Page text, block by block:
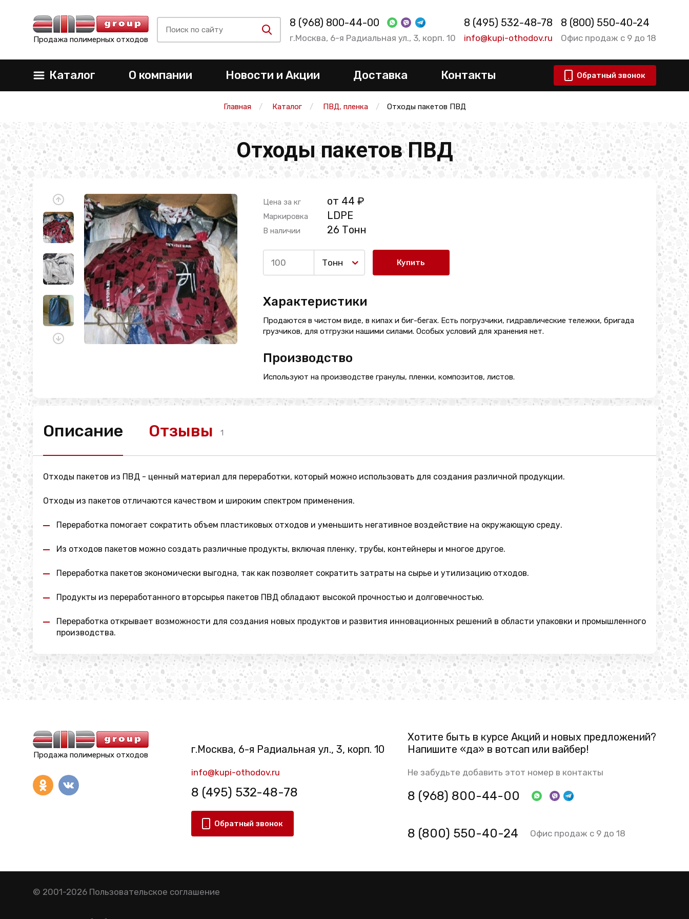
Продажа полимерных отходов
8 (968) 800-44-00
г.Москва, 6-я Радиальная ул., 3, корп. 10
8 (495) 532-48-78
info@kupi-othodov.ru
8 (800) 550-40-24
Офис продаж с 9 до 18
Каталог О компании Новости и Акции Доставка Контакты Обратный звонок
Главная Каталог ПВД, пленка Отходы пакетов ПВД
Отходы пакетов ПВД
Цена за кг от 44 ₽
Маркировка LDPE
В наличии 26 Тонн
Тонн Купить
Характеристики
Продаются в чистом виде, в кипах и биг-бегах. Есть погрузчики, гидравлические тележки, бригада
грузчиков, для отгрузки нашими силами. Особых условий для хранения нет.
Производство
Используют на производстве гранулы, пленки, композитов, листов.
Описание Отзывы 1
Отходы пакетов из ПВД - ценный материал для переработки, который можно использовать для создания различной продукции.
Отходы из пакетов отличаются качеством и широким спектром применения.
Переработка помогает сократить объем пластиковых отходов и уменьшить негативное воздействие на окружающую среду.
Из отходов пакетов можно создать различные продукты, включая пленку, трубы, контейнеры и многое другое.
Переработка пакетов экономически выгодна, так как позволяет сократить затраты на сырье и утилизацию отходов.
Продукты из переработанного вторсырья пакетов ПВД обладают высокой прочностью и долговечностью.
Переработка открывает возможности для создания новых продуктов и развития инновационных решений в области упаковки и промышленного
производства.
Продажа полимерных отходов г.Москва, 6-я Радиальная ул., 3, корп. 10
info@kupi-othodov.ru
8 (495) 532-48-78
Обратный звонок
Хотите быть в курсе Акций и новых предложений?
Напишите «да» в вотсап или вайбер!
Не забудьте добавить этот номер в контакты
8 (968) 800-44-00
8 (800) 550-40-24 Офис продаж с 9 до 18
© 2001-2026 Пользовательское соглашение